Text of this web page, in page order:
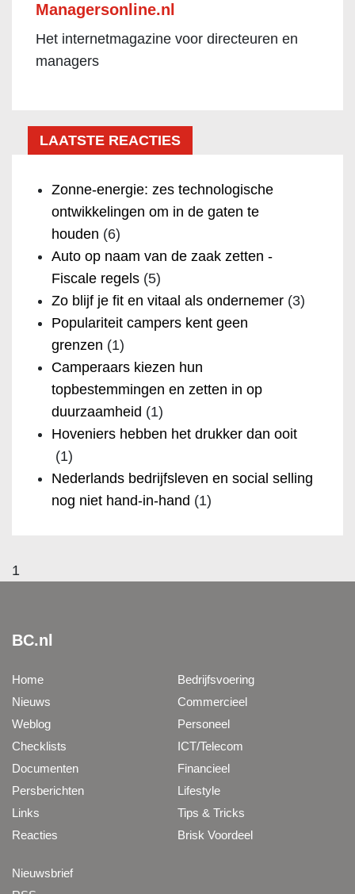
Managersonline.nl
Het internetmagazine voor directeuren en
managers
LAATSTE REACTIES
Zonne-energie: zes technologische
ontwikkelingen om in de gaten te
houden (6)
Auto op naam van de zaak zetten -
Fiscale regels (5)
Zo blijf je fit en vitaal als ondernemer (3)
Populariteit campers kent geen
grenzen (1)
Camperaars kiezen hun
topbestemmingen en zetten in op
duurzaamheid (1)
Hoveniers hebben het drukker dan ooit
(1)
Nederlands bedrijfsleven en social selling
nog niet hand-in-hand (1)
1
BC.nl
Home
Nieuws
Weblog
Checklists
Documenten
Persberichten
Links
Reacties
Bedrijfsvoering
Commercieel
Personeel
ICT/Telecom
Financieel
Lifestyle
Tips & Tricks
Brisk Voordeel
Nieuwsbrief